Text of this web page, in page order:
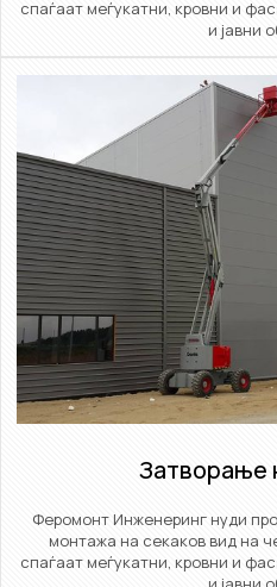
спаѓаат меѓукатни, кровни и
и јавни
Затворање
Феромонт Инженеринг нуди
монтажа на секаков вид на
спаѓаат меѓукатни, кровни и